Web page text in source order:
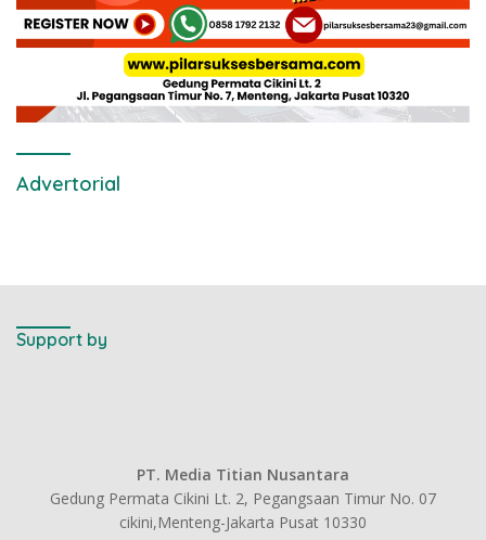
Advertorial
Support by
PT. Media Titian Nusantara
Gedung Permata Cikini Lt. 2, Pegangsaan Timur No. 07
cikini,Menteng-Jakarta Pusat 10330